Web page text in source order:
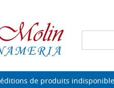
de produits